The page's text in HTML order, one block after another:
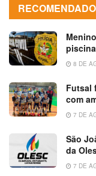
8 DE
Futsal
com
7 DE
São
da
7 DE